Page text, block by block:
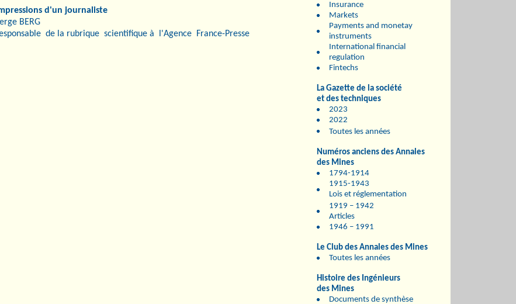
Insurance
Markets
Payments and monetay
instruments
International financial
regulation
Fintechs
La Gazette de la société
et des techniques
2023
2022
Toutes les années
Numéros anciens des Annales
des Mines
1794-1914
1915-1943
Lois et réglementation
1919 – 1942
Articles
1946 – 1991
Le Club des Annales des Mines
Toutes les années
Histoire des Ingénieurs
des Mines
Documents de synthèse
d'un journaliste
BERG
de la rubrique scientifique à l'Agence France-Presse